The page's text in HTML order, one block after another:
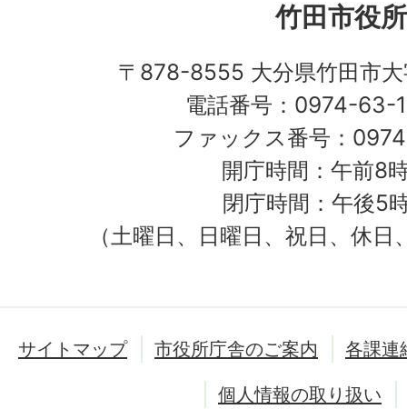
竹田市役所
〒878-8555 大分県竹田市
電話番号：0974-63-
ファックス番号：
開庁時間：午前8
閉庁時間：午後5
（土曜日、日曜日、祝日、休
サイトマップ 市役所庁舎のご案内
各課連
個人情報の取り扱い